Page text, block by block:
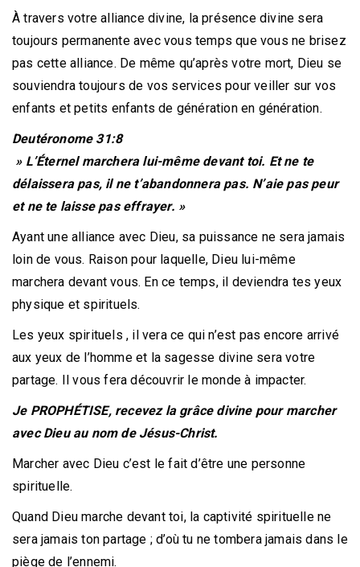
À travers votre alliance divine, la présence divine sera
toujours permanente avec vous temps que vous ne brisez
pas cette alliance. De même qu’après votre mort, Dieu se
souviendra toujours de vos services pour veiller sur vos
enfants et petits enfants de génération en génération.
Deutéronome 31:8
» L’Éternel marchera lui-même devant toi. Et ne te
délaissera pas, il ne t’abandonnera pas. N’aie pas peur
et ne te laisse pas effrayer. »
Ayant une alliance avec Dieu, sa puissance ne sera jamais
loin de vous. Raison pour laquelle, Dieu lui-même
marchera devant vous. En ce temps, il deviendra tes yeux
physique et spirituels.
Les yeux spirituels , il vera ce qui n’est pas encore arrivé
aux yeux de l’homme et la sagesse divine sera votre
partage. Il vous fera découvrir le monde à impacter.
Je PROPHÉTISE, recevez la grâce divine pour marcher
avec Dieu au nom de Jésus-Christ.
Marcher avec Dieu c’est le fait d’être une personne
spirituelle.
Quand Dieu marche devant toi, la captivité spirituelle ne
sera jamais ton partage ; d’où tu ne tombera jamais dans le
piège de l’ennemi.